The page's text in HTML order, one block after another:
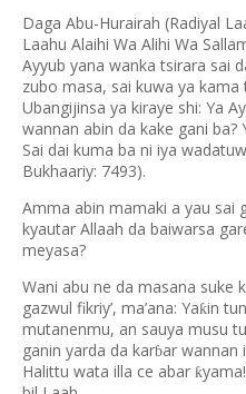
Daga Abu-Hurairah (Radiyal
Laahu Alaihi Wa Alihi Wa
Ayyub yana wanka tsirara sai
zubo masa, sai kuwa ya
Ubangijinsa ya kiraye shi: Ya
wannan abin da kake gani ba?
Sai dai kuma ba ni iya
Bukhaariy: 7493).
Amma abin mamaki a yau sai
kyautar Allaah da baiwarsa
meyasa?
Wani abu ne da masana suke
gazwul fikriy’, ma’ana: Yaƙin
mutanenmu, an sauya musu
ganin yarda da karɓar wannan
Halittu wata illa ce abar ƙ